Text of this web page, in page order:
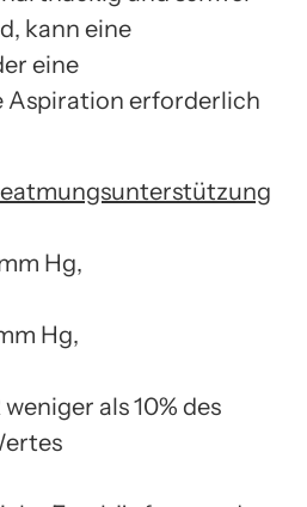
kann eine
eine
Aspiration erforderlich
Hg,
Hg,
weniger als 10% des